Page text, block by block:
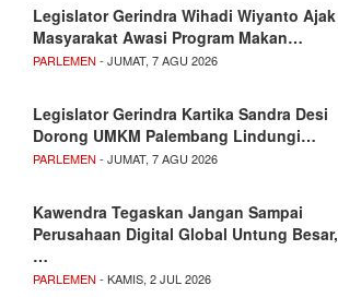
Legislator Gerindra Wihadi Wiyanto Ajak
Masyarakat Awasi Program Makan…
PARLEMEN - JUMAT, 7 AGU 2026
Legislator Gerindra Kartika Sandra Desi
Dorong UMKM Palembang Lindungi…
PARLEMEN - JUMAT, 7 AGU 2026
Kawendra Tegaskan Jangan Sampai
Perusahaan Digital Global Untung Besar,
…
PARLEMEN - KAMIS, 2 JUL 2026